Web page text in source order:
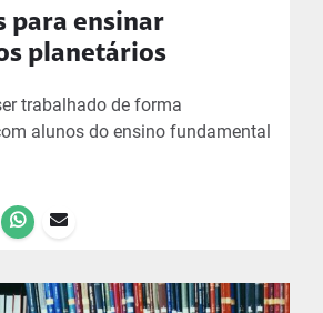
para ensinar
planetários
trabalhado de forma
alunos do ensino fundamental